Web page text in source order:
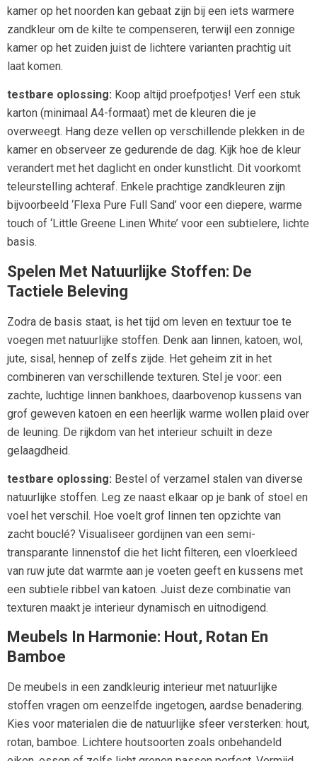
kamer op het noorden kan gebaat zijn bij een iets warmere
zandkleur om de kilte te compenseren, terwijl een zonnige
kamer op het zuiden juist de lichtere varianten prachtig uit
laat komen.
testbare oplossing: Koop altijd proefpotjes! Verf een stuk
karton (minimaal A4-formaat) met de kleuren die je
overweegt. Hang deze vellen op verschillende plekken in de
kamer en observeer ze gedurende de dag. Kijk hoe de kleur
verandert met het daglicht en onder kunstlicht. Dit voorkomt
teleurstelling achteraf. Enkele prachtige zandkleuren zijn
bijvoorbeeld ‘Flexa Pure Full Sand’ voor een diepere, warme
touch of ‘Little Greene Linen White’ voor een subtielere, lichte
basis.
Spelen Met Natuurlijke Stoffen: De
Tactiele Beleving
Zodra de basis staat, is het tijd om leven en textuur toe te
voegen met natuurlijke stoffen. Denk aan linnen, katoen, wol,
jute, sisal, hennep of zelfs zijde. Het geheim zit in het
combineren van verschillende texturen. Stel je voor: een
zachte, luchtige linnen bankhoes, daarbovenop kussens van
grof geweven katoen en een heerlijk warme wollen plaid over
de leuning. De rijkdom van het interieur schuilt in deze
gelaagdheid.
testbare oplossing: Bestel of verzamel stalen van diverse
natuurlijke stoffen. Leg ze naast elkaar op je bank of stoel en
voel het verschil. Hoe voelt grof linnen ten opzichte van
zacht bouclé? Visualiseer gordijnen van een semi-
transparante linnenstof die het licht filteren, een vloerkleed
van ruw jute dat warmte aan je voeten geeft en kussens met
een subtiele ribbel van katoen. Juist deze combinatie van
texturen maakt je interieur dynamisch en uitnodigend.
Meubels In Harmonie: Hout, Rotan En
Bamboe
De meubels in een zandkleurig interieur met natuurlijke
stoffen vragen om eenzelfde ingetogen, aardse benadering.
Kies voor materialen die de natuurlijke sfeer versterken: hout,
rotan, bamboe. Lichtere houtsoorten zoals onbehandeld